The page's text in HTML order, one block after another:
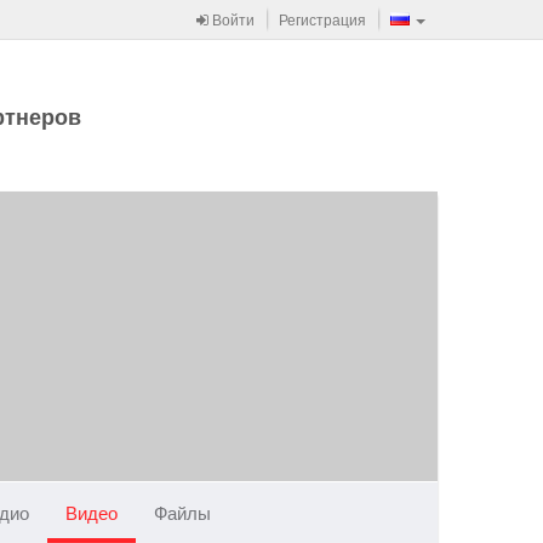
Войти Регистрация
Видео Файлы